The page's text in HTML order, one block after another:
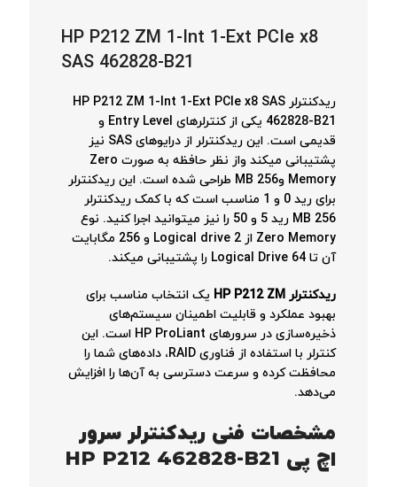
HP P212 ZM 1-Int 1-Ext PCIe x8
SAS 462828-B21
ریدکنترلر HP P212 ZM 1-Int 1-Ext PCIe x8 SAS
462828-B21 یکی از کنترلرهای Entry Level و
قدیمی است. این ریدکنترلر از درایوهای SAS نیز
پشتیبانی میکند واز نظر حافظه به صورت Zero
Memory و256 MB طراحی شده است. این ریدکنترلر
برای رید 0 و 1 مناسب است که با کمک ریدکنترلر
256 MB رید 5 و 50 را نیز میتوانید اجرا کنید. نوع
Zero Memory از 2 Logical drive و 256 مگابایت
آن تا 64 Logical Drive را پشتیبانی میکند.
ریدکنترلر HP P212 ZM
یک انتخاب مناسب برای
بهبود عملکرد و قابلیت اطمینان سیستم‌های
ذخیره‌سازی در سرورهای HP ProLiant است. این
کنترلر با استفاده از فناوری RAID، داده‌های شما را
محافظت کرده و سرعت دسترسی به آن‌ها را افزایش
می‌دهد.
مشخصات فنی ریدکنترلر سرور
اچ پی HP P212 462828-B21